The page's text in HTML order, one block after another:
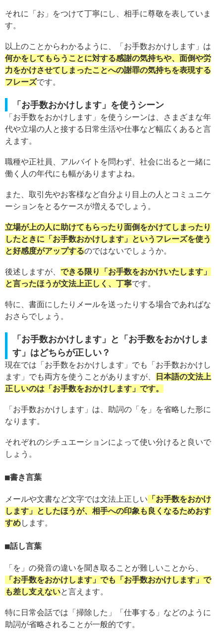
それに「お」をつけて丁寧にし、相手に尊敬を表していま
す。
以上のことからわかるように、「お手数おかけします」は
何かをしてもらうことに対する感謝の気持ちや、面倒や労
力をかけさせてしまったことへの謝罪の気持ちを表現する
フレーズです。
「お手数おかけします」を使うシーン
「お手数をおかけします」を使うシーンは、さまざまな年
代や立場の人と接する日常生活や仕事など幅広くあると言
えます。
職種や正社員、アルバイトを問わず、社会に出ると一緒に
働く人の年代にも幅がありますよね。
また、取引先やお客様など自分より目上の人とコミュニケ
ーションをとるケースが増えるでしょう。
立場が上の人に助けてもらったり面倒をかけてしまったり
したときに「お手数おかけします」というフレーズを使う
と好感度がアップするのではないでしょうか。
後述しますが、 できる限り「お手数をおかけいたします」
と言ったほうが文法上正しく、丁寧です。
特に、書面にしたりメールを送ったりする場合であればな
おさらでしょう。
「お手数おかけします」と「お手数をおかけしま
す」はどちらが正しい？
現在では「お手数をおかけします」でも「お手数おかけし
ます」でも両方を使うことがありますが、
日本語の文法上
正しいのは 「お手数をおかけします」です。
「お手数おかけします」は、助詞の「を」を省略した形に
なります。
それぞれのシチュエーションによって使い分けると良いで
しょう。
書き言葉
メールや文書など文字では文法上正しい 「お手数をおかけ
します」としたほうが、相手への印象も良くなるためおす
すめします。
話し言葉
「を」の発音の違いを聞き取ることが難しいことから、
「お手数をおかけします」でも「お手数おかけします」で
も差し支えないと言えます。
特に日常会話では「掃除した」「仕事する」などのように
助詞が省略されることが一般的です。